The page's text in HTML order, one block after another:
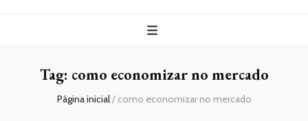
Tag: como economizar no mercado
Página inicial/ como economizar no mercado